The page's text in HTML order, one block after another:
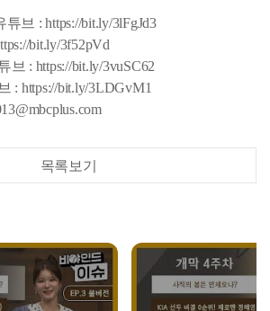
브 : https://bit.ly/3lFgJd3
bit.ly/3f52pVd
: https://bit.ly/3vuSC62
: https://bit.ly/3LDGvM1
목록보기